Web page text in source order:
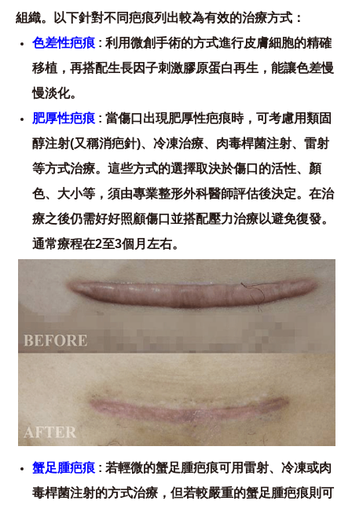
組織。以下針對不同疤痕列出較為有效的治療方式：
色差性疤痕 : 利用微創手術的方式進行皮膚細胞的精確
移植，再搭配生長因子刺激膠原蛋白再生，能讓色差慢
慢淡化。
肥厚性疤痕 : 當傷口出現肥厚性疤痕時，可考慮用類固
醇注射(又稱消疤針)、冷凍治療、肉毒桿菌注射、雷射
等方式治療。這些方式的選擇取決於傷口的活性、顏
色、大小等，須由專業整形外科醫師評估後決定。在治
療之後仍需好好照顧傷口並搭配壓力治療以避免復發。
通常療程在2至3個月左右。
蟹足腫疤痕 : 若輕微的蟹足腫疤痕可用雷射、冷凍或肉
毒桿菌注射的方式治療，但若較嚴重的蟹足腫疤痕則可